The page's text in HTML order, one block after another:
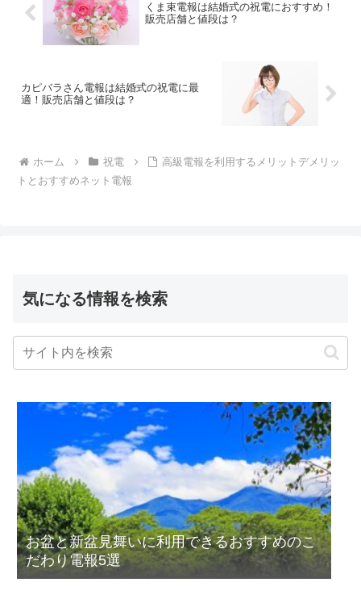
くま束電報は結婚式の祝電におすすめ！
販売店舗と値段は？
カピバラさん電報は結婚式の祝電に最
適！販売店舗と値段は？
ホーム 祝電
高級電報を利用するメリットデメリッ
トとおすすめネット電報
気になる情報を検索
お盆と新盆見舞いに利用できるおすすめのこ
だわり電報5選